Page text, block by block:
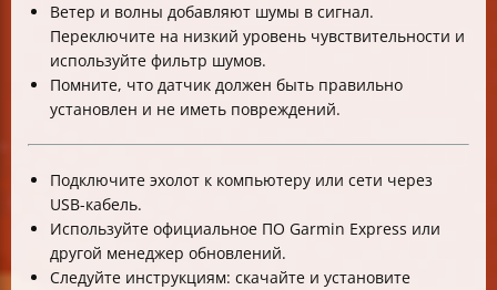
Ветер и волны добавляют шумы в сигнал.
Переключите на низкий уровень чувствительности и
используйте фильтр шумов.
Помните, что датчик должен быть правильно
установлен и не иметь повреждений.
Подключите эхолот к компьютеру или сети через
USB-кабель.
Используйте официальное ПО Garmin Express или
другой менеджер обновлений.
Следуйте инструкциям: скачайте и установите